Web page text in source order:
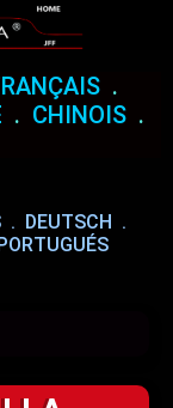
.
. CHINOIS.
. DEUTSCH .